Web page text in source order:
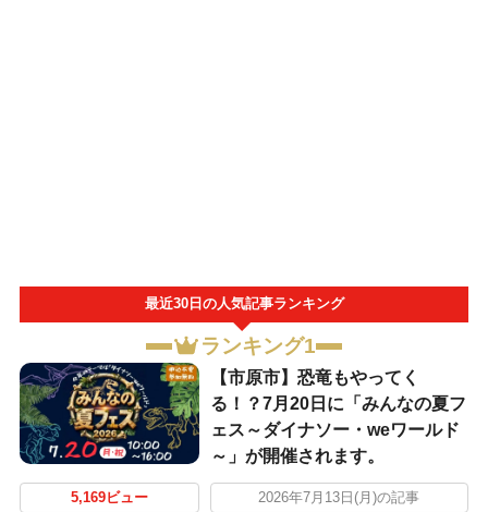
最近30日の人気記事ランキング
ランキング1
【市原市】恐竜もやってく
る！？7月20日に「みんなの夏フ
ェス～ダイナソー・weワールド
～」が開催されます。
5,169ビュー 2026年7月13日(月)の記事